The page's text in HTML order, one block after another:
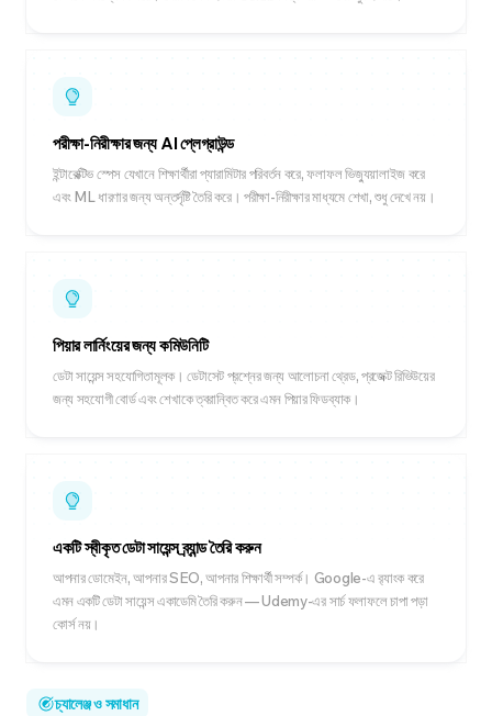
পরীক্ষা-নিরীক্ষার জন্য AI প্লেগ্রাউন্ড
ইন্টারেক্টিভ স্পেস যেখানে শিক্ষার্থীরা প্যারামিটার পরিবর্তন করে, ফলাফল ভিজ্যুয়ালাইজ করে
এবং ML ধারণার জন্য অন্তর্দৃষ্টি তৈরি করে। পরীক্ষা-নিরীক্ষার মাধ্যমে শেখা, শুধু দেখে নয়।
পিয়ার লার্নিংয়ের জন্য কমিউনিটি
ডেটা সায়েন্স সহযোগিতামূলক। ডেটাসেট প্রশ্নের জন্য আলোচনা থ্রেড, প্রজেক্ট রিভিউয়ের
জন্য সহযোগী বোর্ড এবং শেখাকে ত্বরান্বিত করে এমন পিয়ার ফিডব্যাক।
একটি স্বীকৃত ডেটা সায়েন্স ব্র্যান্ড তৈরি করুন
আপনার ডোমেইন, আপনার SEO, আপনার শিক্ষার্থী সম্পর্ক। Google-এ র‍্যাংক করে
এমন একটি ডেটা সায়েন্স একাডেমি তৈরি করুন — Udemy-এর সার্চ ফলাফলে চাপা পড়া
কোর্স নয়।
চ্যালেঞ্জ ও সমাধান